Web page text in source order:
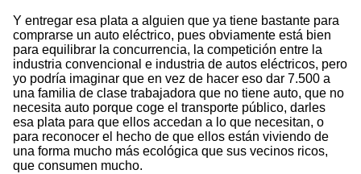
Y entregar esa plata a alguien que ya tiene bastante para
comprarse un auto eléctrico, pues obviamente está bien
para equilibrar la concurrencia, la competición entre la
industria convencional e industria de autos eléctricos, pero
yo podría imaginar que en vez de hacer eso dar 7.500 a
una familia de clase trabajadora que no tiene auto, que no
necesita auto porque coge el transporte público, darles
esa plata para que ellos accedan a lo que necesitan, o
para reconocer el hecho de que ellos están viviendo de
una forma mucho más ecológica que sus vecinos ricos,
que consumen mucho.